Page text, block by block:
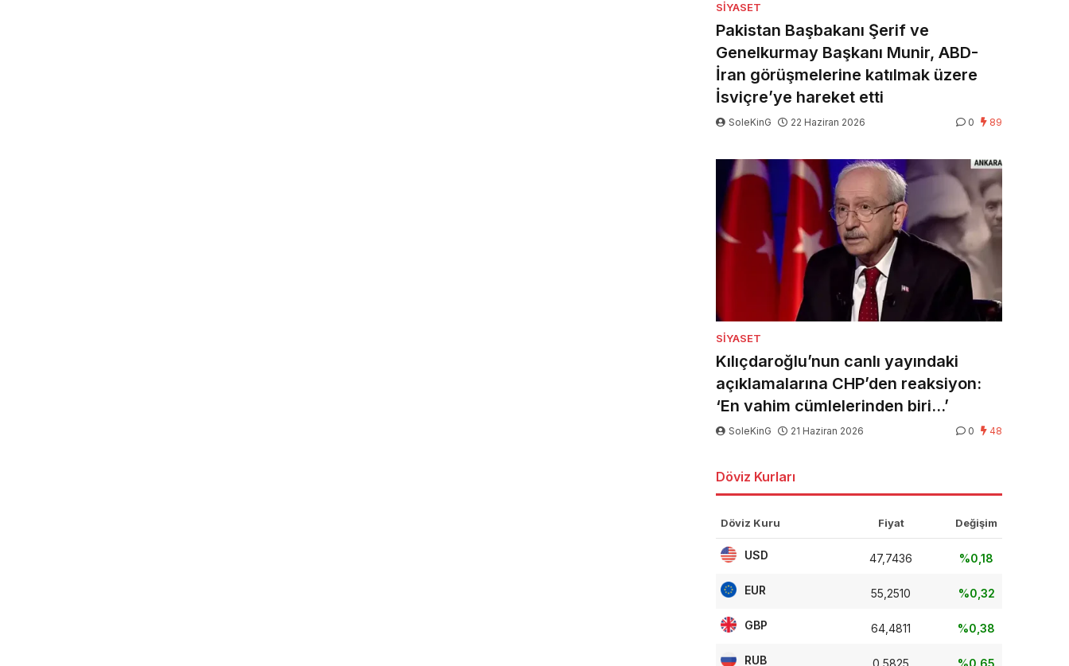
SIYASET
Pakistan Başbakanı Şerif ve
Genelkurmay Başkanı Munir, ABD-
İran görüşmelerine katılmak üzere
İsviçre’ye hareket etti
SoleKinG 22 Haziran 2026 0 89
SIYASET
Kılıçdaroğlu’nun canlı yayındaki
açıklamalarına CHP’den reaksiyon:
‘En vahim cümlelerinden biri…’
SoleKinG 21 Haziran 2026 0 48
Döviz Kurları
Döviz Kuru Fiyat Değişim
USD 47,7436 %0,18
EUR 55,2510 %0,32
GBP 64,4811 %0,38
RUB 0,5825 %0,65